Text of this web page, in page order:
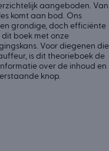
aangeboden. Van
komt aan bod. Ons
grondige, doch efficiënte
boek met onze
Voor diegenen die
is dit theorieboek de
over de inhoud en
knop.